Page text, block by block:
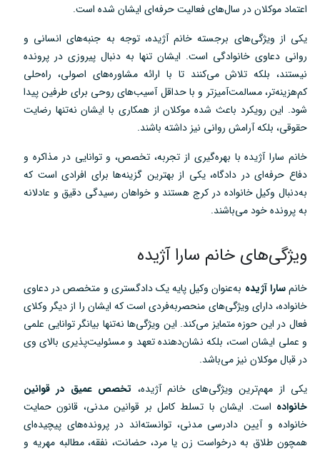
اعتماد موکلان در سال‌های فعالیت حرفه‌ای ایشان شده است.
یکی از ویژگی‌های برجسته خانم آژیده، توجه به جنبه‌های انسانی و
روانی دعاوی خانوادگی است. ایشان تنها به دنبال پیروزی در پرونده
نیستند، بلکه تلاش می‌کنند تا با ارائه مشاوره‌های اصولی، راه‌حلی
کم‌هزینه‌تر، مسالمت‌آمیزتر و با حداقل آسیب‌های روحی برای طرفین پیدا
شود. این رویکرد باعث شده موکلان از همکاری با ایشان نه‌تنها رضایت
حقوقی، بلکه آرامش روانی نیز داشته باشند.
خانم سارا آژیده با بهره‌گیری از تجربه، تخصص، و توانایی در مذاکره و
دفاع حرفه‌ای در دادگاه، یکی از بهترین گزینه‌ها برای افرادی است که
به‌دنبال وکیل خانواده در کرج هستند و خواهان رسیدگی دقیق و عادلانه
به پرونده خود می‌باشند.
ویژگی‌های خانم سارا آژیده
خانمسارا آژیده به‌عنوان وکیل پایه یک دادگستری و متخصص در دعاوی
خانواده، دارای ویژگی‌های منحصر‌به‌فردی است که ایشان را از دیگر وکلای
فعال در این حوزه متمایز می‌کند. این ویژگی‌ها نه‌تنها بیانگر توانایی علمی
و عملی ایشان است، بلکه نشان‌دهنده تعهد و مسئولیت‌پذیری بالای وی
در قبال موکلان نیز می‌باشد.
یکی از مهم‌ترین ویژگی‌های خانم آژیده، تخصص عمیق در قوانین
خانواده است. ایشان با تسلط کامل بر قوانین مدنی، قانون حمایت
خانواده و آیین دادرسی مدنی، توانسته‌اند در پرونده‌های پیچیده‌ای
همچون طلاق به درخواست زن یا مرد، حضانت، نفقه، مطالبه مهریه و